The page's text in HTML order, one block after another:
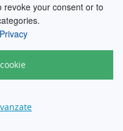
revoke your consent or to